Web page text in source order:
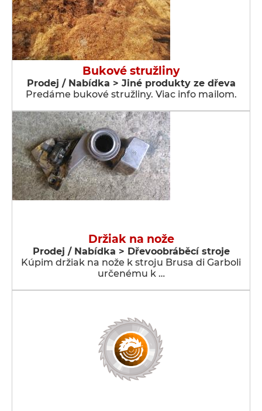
Bukové stružliny
Prodej / Nabídka > Jiné produkty ze dřeva
Predáme bukové stružliny. Viac info mailom.
Držiak na nože
Prodej / Nabídka > Dřevoobráběcí stroje
Kúpim držiak na nože k stroju Brusa di Garboli
určenému k …